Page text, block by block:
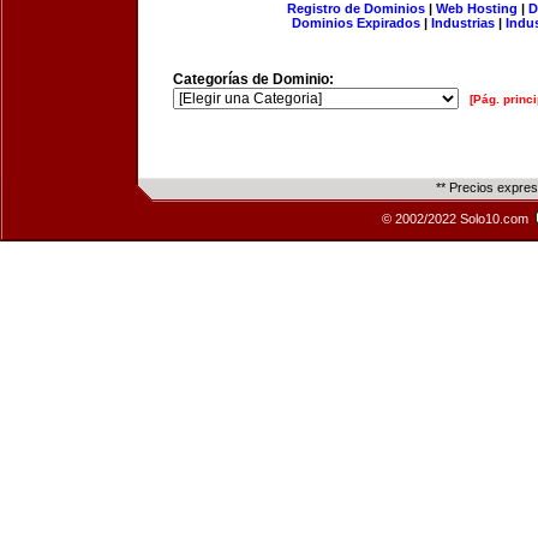
Registro de Dominios| Web Hosting |
Dominios Expirados | Industrias |
Categorías de Dominio:
[Pág.
** Precios
© 2002/2022 Solo10.com